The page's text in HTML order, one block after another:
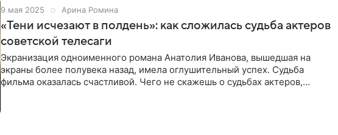
9 мая 2025 Арина Ромина
«Тени исчезают в полдень»: как сложилась судьба актеров
советской телесаги
Экранизация одноименного романа Анатолия Иванова, вышедшая на
экраны более полувека назад, имела оглушительный успех. Судьба
фильма оказалась счастливой. Чего не скажешь о судьбах актеров,